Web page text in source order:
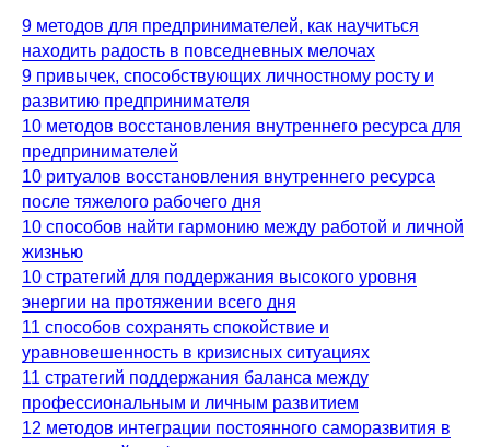
9 методов для предпринимателей, как научиться
находить радость в повседневных мелочах
9 привычек, способствующих личностному росту и
развитию предпринимателя
10 методов восстановления внутреннего ресурса для
предпринимателей
10 ритуалов восстановления внутреннего ресурса
после тяжелого рабочего дня
10 способов найти гармонию между работой и личной
жизнью
10 стратегий для поддержания высокого уровня
энергии на протяжении всего дня
11 способов сохранять спокойствие и
уравновешенность в кризисных ситуациях
11 стратегий поддержания баланса между
профессиональным и личным развитием
12 методов интеграции постоянного саморазвития в